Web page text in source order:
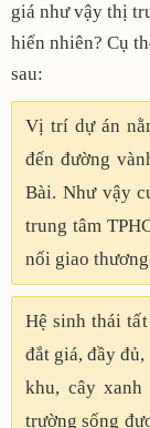
giá như vậy thị
hiển nhiên? Cụ
sau:
Vị trí dự án
đến đường
Bài. Như vậy
trung tâm
nối giao
Hệ sinh thái
đắt giá, đầy
khu, cây
trường sống